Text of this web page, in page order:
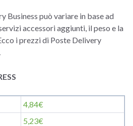
Business può variare in base ad
accessori aggiunti, il peso e la
i prezzi di Poste Delivery
4,84€
5,23€